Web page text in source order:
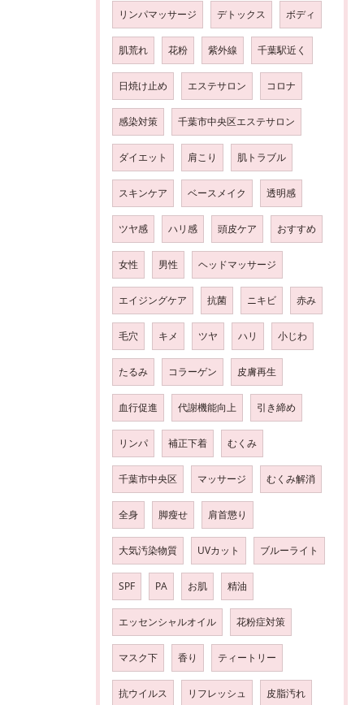
リンパマッサージ デトックス ボディ
肌荒れ 花粉 紫外線 千葉駅近く
日焼け止め エステサロン コロナ
感染対策 千葉市中央区エステサロン
ダイエット 肩こり 肌トラブル
スキンケア ベースメイク 透明感
ツヤ感 ハリ感 頭皮ケア おすすめ
女性 男性 ヘッドマッサージ
エイジングケア 抗菌 ニキビ 赤み
毛穴 キメ ツヤ ハリ 小じわ
たるみ コラーゲン 皮膚再生
血行促進 代謝機能向上 引き締め
リンパ 補正下着 むくみ
千葉市中央区 マッサージ むくみ解消
全身 脚瘦せ 肩首懲り
大気汚染物質 UVカット ブルーライト
SPF PA お肌 精油
エッセンシャルオイル 花粉症対策
マスク下 香り ティートリー
抗ウイルス リフレッシュ 皮脂汚れ